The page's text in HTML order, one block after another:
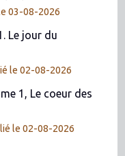
03-08-2026
Le jour du
le 02-08-2026
1, Le coeur des
le 02-08-2026